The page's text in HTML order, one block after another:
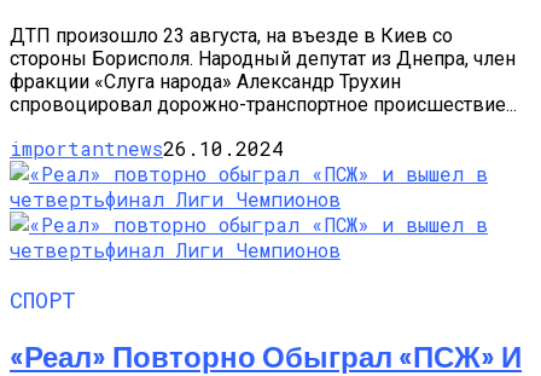
ДТП произошло 23 августа, на въезде в Киев со
стороны Борисполя. Народный депутат из Днепра, член
фракции «Слуга народа» Александр Трухин
спровоцировал дорожно-транспортное происшествие...
importantnews26.10.2024
СПОРТ
«Реал» Повторно Обыграл «ПСЖ» И